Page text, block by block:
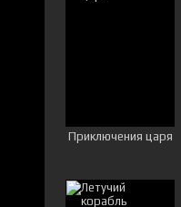
Приключения царя